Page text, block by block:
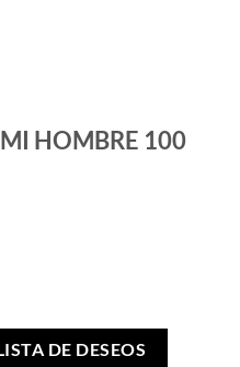
HOMBRE 100
DE DESEOS